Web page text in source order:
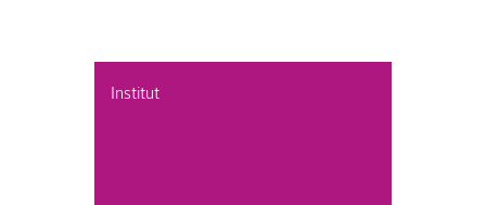
Institut